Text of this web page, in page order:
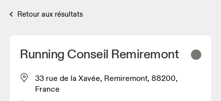
Retour aux résultats
Running Conseil Remiremont
33 rue de la Xavée, Remiremont, 88200,
France